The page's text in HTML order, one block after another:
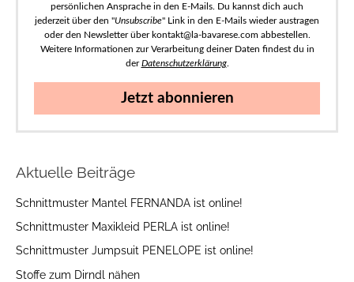
persönlichen Ansprache in den E-Mails. Du kannst dich auch
jederzeit über den "Unsubscribe" Link in den E-Mails wieder austragen
oder den Newsletter über kontakt@la-bavarese.com abbestellen.
Weitere Informationen zur Verarbeitung deiner Daten findest du in
derDatenschutzerklärung.
Jetzt abonnieren
Aktuelle Beiträge
Schnittmuster Mantel FERNANDA ist online!
Schnittmuster Maxikleid PERLA ist online!
Schnittmuster Jumpsuit PENELOPE ist online!
Stoffe zum Dirndl nähen